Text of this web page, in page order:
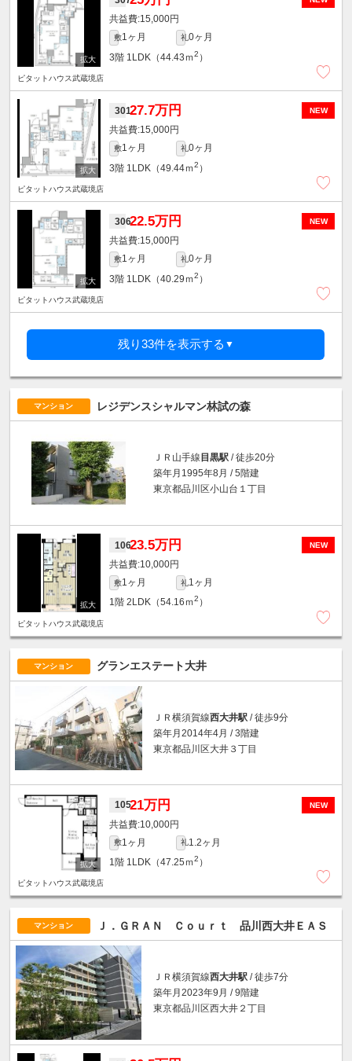
15,000円
敷1ヶ月 礼0ヶ月
3階 1LDK（44.43ｍ2 ）
ピタットハウス武蔵境店
NEW
30127.7万円
15,000円
敷1ヶ月 礼0ヶ月
3階 1LDK（49.44ｍ2 ）
ピタットハウス武蔵境店
NEW
30622.5万円
15,000円
敷1ヶ月 礼0ヶ月
3階 1LDK（40.29ｍ2 ）
ピタットハウス武蔵境店
残り33件を表示する ▼
マンション レジデンスシャルマン林試の森
ＪＲ山手線目黒駅 / 徒歩20分
築年月1995年8月 / 5階建
東京都品川区小山台１丁目
NEW
10623.5万円
10,000円
敷1ヶ月 礼1ヶ月
1階 2LDK（54.16ｍ2 ）
ピタットハウス武蔵境店
マンション グランエステート大井
ＪＲ横須賀線西大井駅 / 徒歩9分
築年月2014年4月 / 3階建
東京都品川区大井３丁目
NEW
10521万円
10,000円
敷1ヶ月 礼1.2ヶ月
1階 1LDK（47.25ｍ2 ）
ピタットハウス武蔵境店
マンション Ｊ．ＧＲＡＮ Ｃｏｕｒｔ 品川西大井ＥＡＳ
ＪＲ横須賀線西大井駅 / 徒歩7分
築年月2023年9月 / 9階建
東京都品川区西大井２丁目